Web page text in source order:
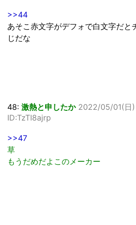
>>44
あそこ赤文字がデフォで白文字だと
じだな
48: 激熱と申したか 2022/05/01(日)
ID:TzTI8ajrp
>>47
草
もうだめだよこのメーカー